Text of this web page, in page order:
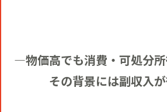
デジタルコンサルティング
社長メッセージ
RECRUIT
―物価高でも消費・可処分所
その背景には副収入